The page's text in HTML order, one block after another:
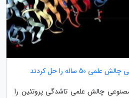
ساله را حل کردند
چالش علمی تاشدگی پروتئین را